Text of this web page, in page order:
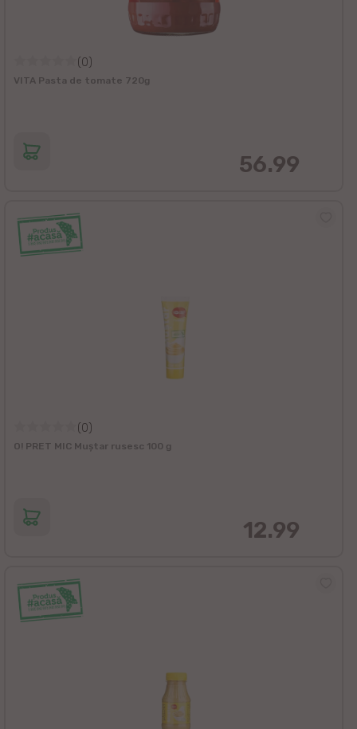
(0)
VITA Pasta de tomate 720g
56.99
(0)
O! PRET MIC Muștar rusesc 100 g
12.99